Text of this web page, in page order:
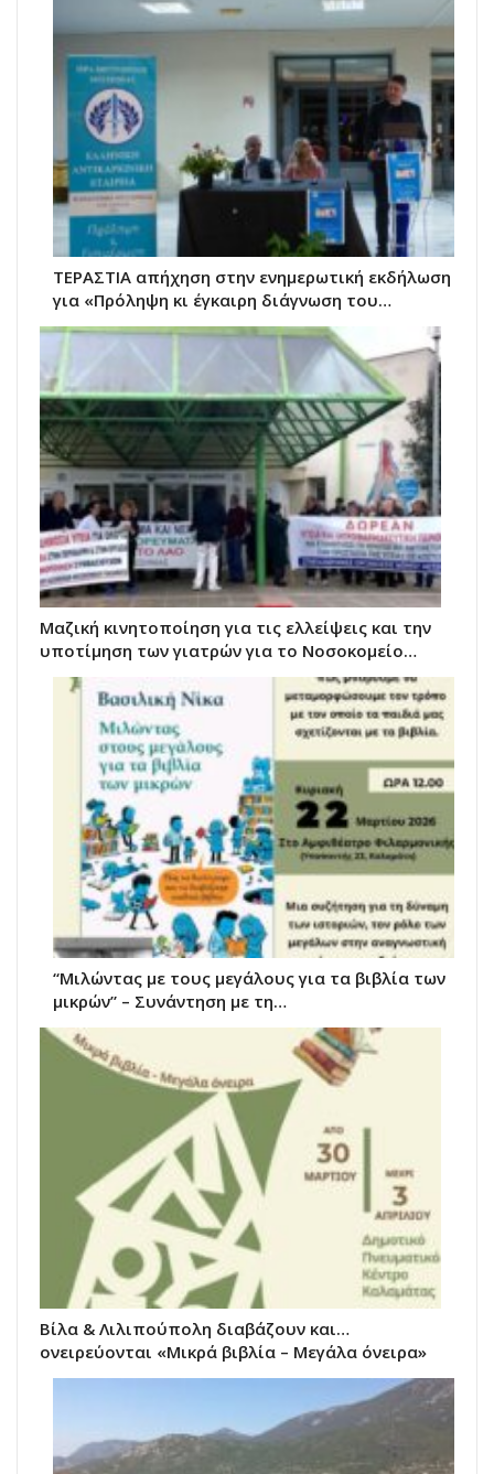
ΤΕΡΑΣΤΙΑ απήχηση στην ενημερωτική εκδήλωση
για «Πρόληψη κι έγκαιρη διάγνωση του…
Μαζική κινητοποίηση για τις ελλείψεις και την
υποτίμηση των γιατρών για το Νοσοκομείο…
“Μιλώντας με τους μεγάλους για τα βιβλία των
μικρών” – Συνάντηση με τη…
Βίλα & Λιλιπούπολη διαβάζουν και…
ονειρεύονται «Μικρά βιβλία – Μεγάλα όνειρα»